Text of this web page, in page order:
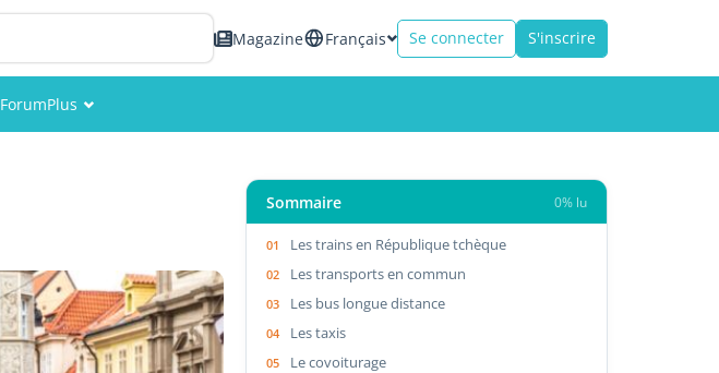
Magazine Français Se connecter S'inscrire
ForumPlus
Sommaire 0% lu
Les trains en République tchèque
Les transports en commun
Les bus longue distance
Les taxis
Le covoiturage